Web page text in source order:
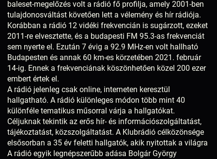
baleset-megelőzés volt a rádió fő profilja, amely 2001-ben
tulajdonosváltást követően lett a vélemény és hír rádiója.
Korábban a rádió 12 vidéki frekvencián is sugárzott, ezeket
2011-re elvesztette, és a budapesti FM 95.3-as frekvenciát
sem nyerte el. Ezután 7 évig a 92.9 MHz-en volt hallható
Budapesten és annak 60 km-es körzetében 2021. február
14-ig. Ennek a frekvenciának köszönhetően közel 200 ezer
embert értek el.
A rádió jelenleg csak online, interneten keresztül
hallgatható. A rádió különleges módon több mint 40
különféle tematikus műsorral várja a hallgatókat.
Céljuknak tekintik az erős hír- és információszolgáltatást,
tájékoztatást, közszolgáltatást. A Klubrádió célközönsége
elsősorban a 35 év feletti hallgatók, akik nyitottak a világra
A rádió egyik legnépszerűbb adása Bolgár György